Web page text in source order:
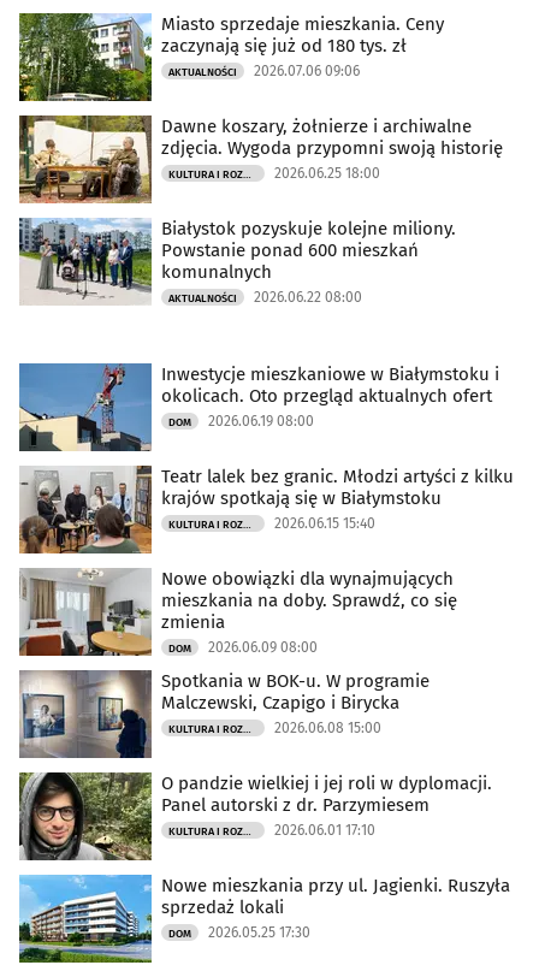
Miasto sprzedaje mieszkania. Ceny
zaczynają się już od 180 tys. zł
AKTUALNOŚCI 2026.07.06 09:06
Dawne koszary, żołnierze i archiwalne
zdjęcia. Wygoda przypomni swoją historię
KULTURA I ROZRYWKA 2026.06.25 18:00
Białystok pozyskuje kolejne miliony.
Powstanie ponad 600 mieszkań
komunalnych
AKTUALNOŚCI 2026.06.22 08:00
Inwestycje mieszkaniowe w Białymstoku i
okolicach. Oto przegląd aktualnych ofert
DOM 2026.06.19 08:00
Teatr lalek bez granic. Młodzi artyści z kilku
krajów spotkają się w Białymstoku
KULTURA I ROZRYWKA 2026.06.15 15:40
Nowe obowiązki dla wynajmujących
mieszkania na doby. Sprawdź, co się
zmienia
DOM 2026.06.09 08:00
Spotkania w BOK-u. W programie
Malczewski, Czapigo i Birycka
KULTURA I ROZRYWKA 2026.06.08 15:00
O pandzie wielkiej i jej roli w dyplomacji.
Panel autorski z dr. Parzymiesem
KULTURA I ROZRYWKA 2026.06.01 17:10
Nowe mieszkania przy ul. Jagienki. Ruszyła
sprzedaż lokali
DOM 2026.05.25 17:30